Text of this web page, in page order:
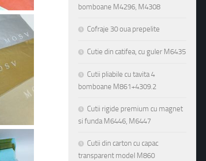
bomboane M4296, M4308
Cofraje 30 oua prepelite
Cutie din catifea, cu guler M6435
Cutii pliabile cu tavita 4
bomboane M861+4309.2
Cutii rigide premium cu magnet
si funda M6446, M6447
Cutii din carton cu capac
transparent model M860